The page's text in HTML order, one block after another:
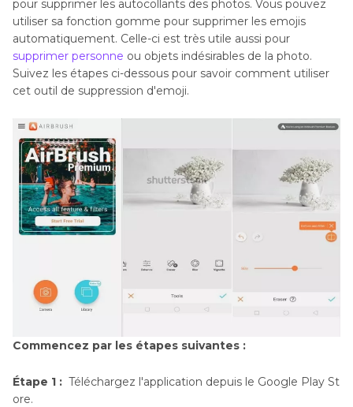
pour supprimer les autocollants des photos. Vous pouvez
utiliser sa fonction gomme pour supprimer les emojis
automatiquement. Celle-ci est très utile aussi pour
supprimer personne ou objets indésirables de la photo.
Suivez les étapes ci-dessous pour savoir comment utiliser
cet outil de suppression d'emoji.
Commencez par les étapes suivantes :
Étape 1 : Téléchargez l'application depuis le Google Play St
ore.